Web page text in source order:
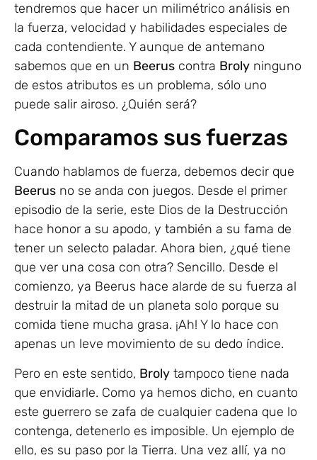
tendremos que hacer un milimétrico análisis en
la fuerza, velocidad y habilidades especiales de
cada contendiente. Y aunque de antemano
sabemos que en un Beerus contra Broly ninguno
de estos atributos es un problema, sólo uno
puede salir airoso. ¿Quién será?
Comparamos sus fuerzas
Cuando hablamos de fuerza, debemos decir que
Beerus no se anda con juegos. Desde el primer
episodio de la serie, este Dios de la Destrucción
hace honor a su apodo, y también a su fama de
tener un selecto paladar. Ahora bien, ¿qué tiene
que ver una cosa con otra? Sencillo. Desde el
comienzo, ya Beerus hace alarde de su fuerza al
destruir la mitad de un planeta solo porque su
comida tiene mucha grasa. ¡Ah! Y lo hace con
apenas un leve movimiento de su dedo índice.
Pero en este sentido, Broly tampoco tiene nada
que envidiarle. Como ya hemos dicho, en cuanto
este guerrero se zafa de cualquier cadena que lo
contenga, detenerlo es imposible. Un ejemplo de
ello, es su paso por la Tierra. Una vez allí, ya no